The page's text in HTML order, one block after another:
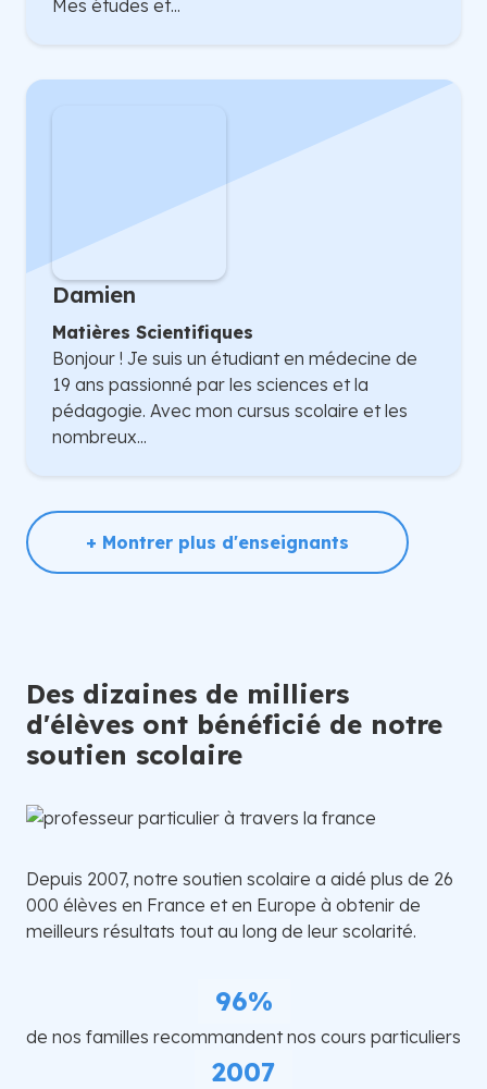
Mes études et...
Damien
Matières Scientifiques
Bonjour ! Je suis un étudiant en médecine de
19 ans passionné par les sciences et la
pédagogie. Avec mon cursus scolaire et les
nombreux...
+ Montrer plus d'enseignants
Des dizaines de milliers
d'élèves ont bénéficié de notre
soutien scolaire
Depuis 2007, notre soutien scolaire a aidé plus de 26
000 élèves en France et en Europe à obtenir de
meilleurs résultats tout au long de leur scolarité.
96%
de nos familles recommandent nos cours particuliers
2007